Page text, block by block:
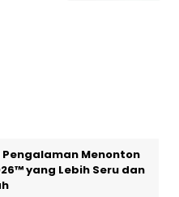
Menonton
yang Lebih Seru dan